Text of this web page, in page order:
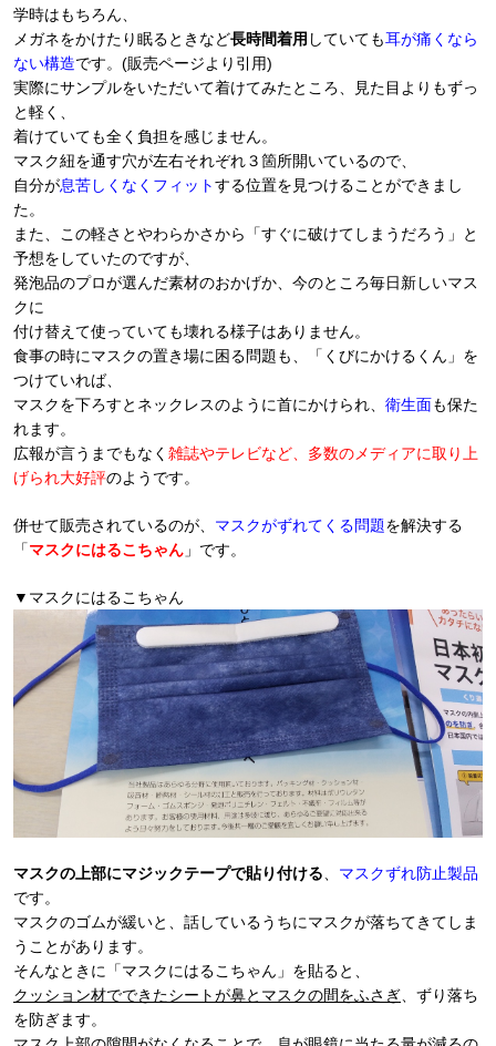
学時はもちろん、
メガネをかけたり眠るときなど長時間着用 していても耳が痛くなら
ない構造です。(販売ページより引用)
実際にサンプルをいただいて着けてみたところ、見た目よりもずっ
と軽く、
着けていても全く負担を感じません。
マスク紐を通す穴が左右それぞれ３箇所開いているので、
自分が息苦しくなくフィットする位置を見つけることができまし
た。
また、この軽さとやわらかさから「すぐに破けてしまうだろう」と
予想をしていたのですが、
発泡品のプロが選んだ素材のおかげか、今のところ毎日新しいマス
クに
付け替えて使っていても壊れる様子はありません。
食事の時にマスクの置き場に困る問題も、「くびにかけるくん」を
つけていれば、
マスクを下ろすとネックレスのように首にかけられ、 衛生面も保た
れます。
広報が言うまでもなく 雑誌やテレビなど、多数のメディアに取り上
げられ大好評のようです。
併せて販売されているのが、 マスクがずれてくる問題を解決する
「マスクにはるこちゃん 」です。
▼マスクにはるこちゃん
マスクの上部にマジックテープで貼り付ける
マスクずれ防止製品
です。
マスクのゴムが緩いと、話しているうちにマスクが落ちてきてしま
うことがあります。
そんなときに「マスクにはるこちゃん」を貼ると、
クッション材でできたシートが鼻とマスクの間をふさぎ 、ずり落ち
を防ぎます。